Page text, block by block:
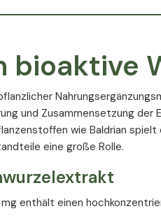
bioaktive
und Zusammensetzung der
wie Baldrian
eine große Rolle.
enthält einen